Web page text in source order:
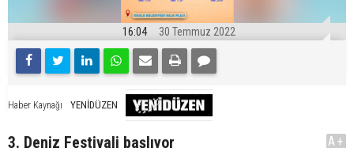
16:04 30 Temmuz 2022
Haber Kaynağı YENİDÜZEN
3. Deniz Festivali başlıyor
A+